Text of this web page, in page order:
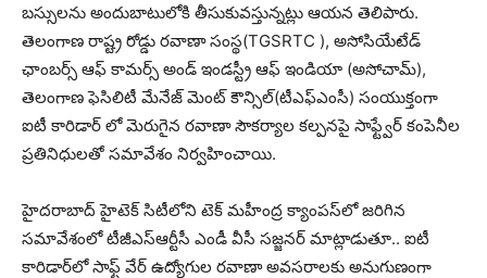
బస్సులను అందుబాటులోకి తీసుకువస్తున్నట్లు ఆయన తెలిపారు.
తెలంగాణ రాష్ట్ర రోడ్డు ర‌వాణా సంస్థ‌(TGSRTC ), అసోసియేటేడ్
ఛాంబ‌ర్స్ ఆఫ్ కామ‌ర్స్ అండ్ ఇండ‌స్ట్రీ ఆఫ్ ఇండియా (అసోచామ్‌),
తెలంగాణ ఫెసిలిటీ మేనేజ్ మెంట్ కౌన్సిల్(టీఎఫ్ఎంసీ) సంయుక్తంగా
ఐటీ కారిడార్ లో మెరుగైన ర‌వాణా సౌక‌ర్యాల క‌ల్ప‌న‌పై సాఫ్ట్వేర్ కంపెనీల
ప్ర‌తినిధుల‌తో స‌మావేశం నిర్వ‌హించాయి.
హైద‌రాబాద్ హైటెక్ సిటీలోని టెక్ మ‌హీంద్ర క్యాంప‌స్‌లో జ‌రిగిన
స‌మావేశంలో టీజీఎస్ఆర్టీసీ ఎండీ వీసీ స‌జ్జ‌న‌ర్ మాట్లాడుతూ.. ఐటీ
కారిడార్‌లో సాఫ్ట్ వేర్ ఉద్యోగుల రవాణా అవసరాలకు అనుగుణంగా